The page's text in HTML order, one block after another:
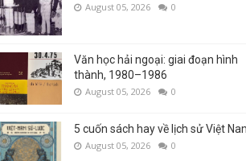
August 05, 2026 0
Văn học hải ngoại: giai đoạn hình
thành, 1980–1986
August 05, 2026 0
5 cuốn sách hay về lịch sử Việt
August 05, 2026 0